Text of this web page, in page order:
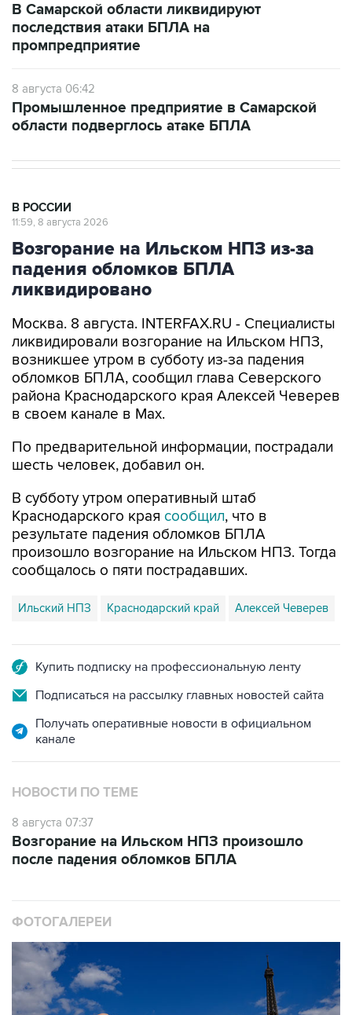
В Самарской области ликвидируют
последствия атаки БПЛА на
промпредприятие
8 августа 06:42
Промышленное предприятие в Самарской
области подверглось атаке БПЛА
В РОССИИ
11:59, 8 августа 2026
Возгорание на Ильском НПЗ из-за
падения обломков БПЛА
ликвидировано
Москва. 8 августа. INTERFAX.RU - Специалисты
ликвидировали возгорание на Ильском НПЗ,
возникшее утром в субботу из-за падения
обломков БПЛА, сообщил глава Северского
района Краснодарского края Алексей Чеверев
в своем канале в Max.
По предварительной информации, пострадали
шесть человек, добавил он.
В субботу утром оперативный штаб
Краснодарского края сообщил, что в
результате падения обломков БПЛА
произошло возгорание на Ильском НПЗ. Тогда
сообщалось о пяти пострадавших.
Ильский НПЗ Краснодарский край Алексей Чеверев
Купить подписку на профессиональную ленту
Подписаться на рассылку главных новостей сайта
Получать оперативные новости в официальном
канале
НОВОСТИ ПО ТЕМЕ
8 августа 07:37
Возгорание на Ильском НПЗ произошло
после падения обломков БПЛА
ФОТОГАЛЕРЕИ